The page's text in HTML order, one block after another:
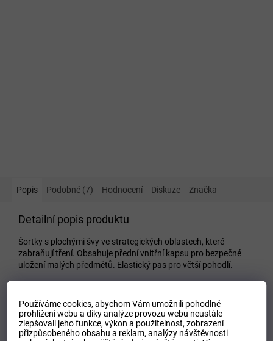
Používáme cookies, abychom Vám umožnili pohodlné
prohlížení webu a díky analýze provozu webu neustále
zlepšovali jeho funkce, výkon a použitelnost,zobrazení
přizpůsobeného obsahu a reklam, analýzy návštěvnosti
Popis Podobné (7) Hodnocení Diskuze Značka
Detailní popis produktu
Šortky s plochými švy ve strategických oblastech, které
zabraňují tření. Obsahuje přední vnitřní kapsu pro bezpečné
uložení malých předmětů. Elastický pas pro větší pohodlí.
Kategorie:
Dámské kraťase a šortky
EAN:
Zvolte variantu